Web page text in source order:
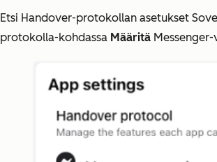
Etsi Handover-protokollan asetukset
protokolla-kohdassa Määritä